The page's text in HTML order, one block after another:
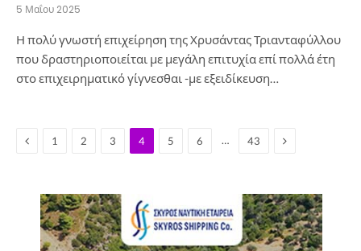
5 Μαΐου 2025
Η πολύ γνωστή επιχείρηση της Χρυσάντας Τριανταφύλλου
που δραστηριοποιείται με μεγάλη επιτυχία επί πολλά έτη
στο επιχειρηματικό γίγνεσθαι -με εξειδίκευση…
Previous
1 2 3 4 5 6 … 43 Next